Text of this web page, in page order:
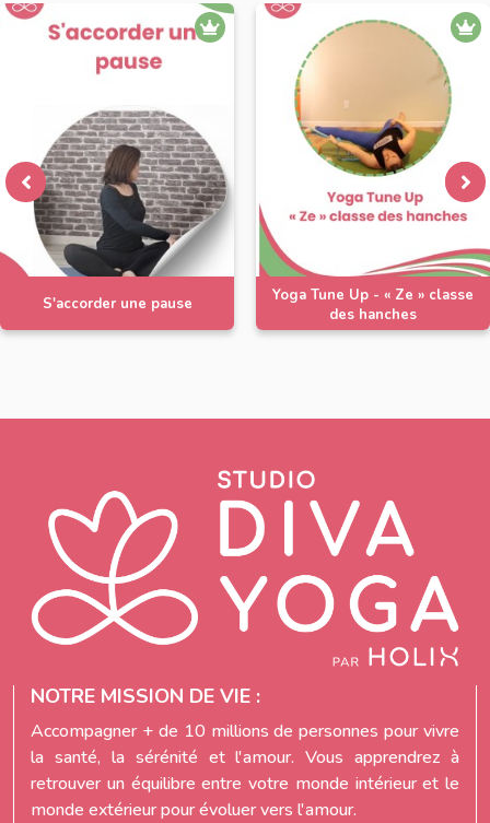
S'accorder une pause
Yoga Tune Up - « Ze » classe
des hanches
NOTRE MISSION DE VIE :
Accompagner + de 10 millions de personnes pour vivre
la santé, la sérénité et l'amour. Vous apprendrez à
retrouver un équilibre entre votre monde intérieur et le
monde extérieur pour évoluer vers l'amour.